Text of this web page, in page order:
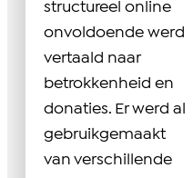
structureel online
onvoldoende werd
vertaald naar
betrokkenheid en
donaties. Er werd al
gebruikgemaakt
van verschillende